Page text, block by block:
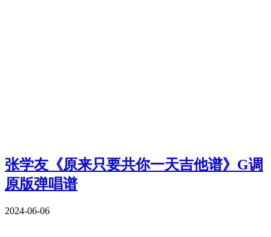
张学友《原来只要共你一天吉他谱》G调
原版弹唱谱
2024-06-06